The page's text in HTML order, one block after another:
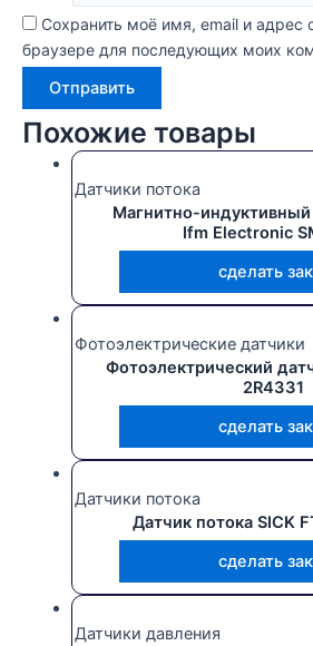
Сохранить моё имя, email и адрес
браузере для последующих моих
Похожие товары
Датчики потока
Магнитно-индуктивный
Ifm Electronic
сделать
Фотоэлектрические датчики
Фотоэлектрический
2R4331
сделать
Датчики потока
Датчик потока SICK
сделать
Датчики давления